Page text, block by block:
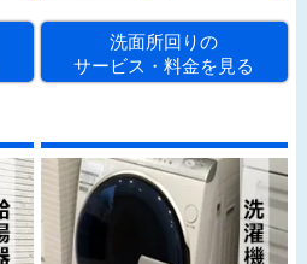
洗面所回りの
サービス・料金を見る